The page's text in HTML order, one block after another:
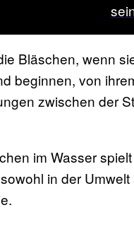
Bläschen, wenn
beginnen, von
zwischen der
im Wasser
in der